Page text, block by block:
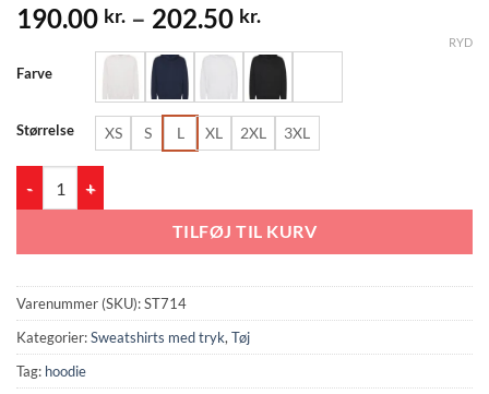
190.00 kr. – 202.50 kr.Prisinterval:
190.00 kr.
til
202.50 kr.
Farve
Størrelse XS S L XL 2XL 3XL
RYD
TILFØJ TIL KURV
Varenummer (SKU):ST714
Kategorier:Sweatshirts med tryk,Tøj
Tag: hoodie